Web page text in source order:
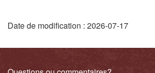
D
Date de modification : 2026-07-17